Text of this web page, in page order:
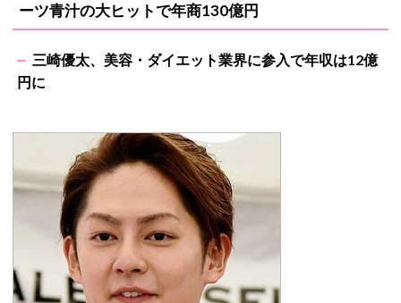
ーツ青汁の大ヒットで年商130億円
三崎優太、美容・ダイエット業界に参入で年収は12億
円に